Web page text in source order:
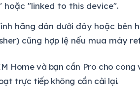
"linked to this device".
hãng dán dưới đáy hoặc bên
cũng hợp lệ nếu mua máy
Home và bạn cần Pro cho công
trực tiếp không cần cài lại.